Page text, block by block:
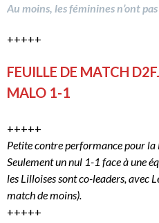
Au moins, les féminines n’ont
+++++
FEUILLE DE MATCH
MALO 1-1
+++++
Petite contre performance pour la
Seulement un nul 1-1 face à une
les Lilloises sont co-leaders, avec
match de moins).
+++++